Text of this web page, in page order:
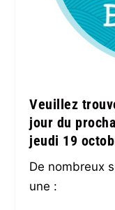
Veuillez
jour du
jeudi 19
De nombreux
une :